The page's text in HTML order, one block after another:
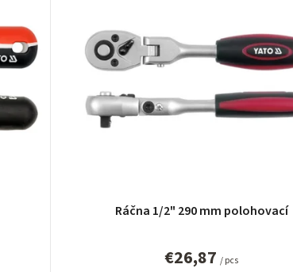
Ráčna 1/2" 290 mm polohovací
€26,87/ pcs